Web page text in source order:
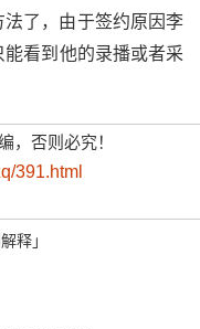
了，由于签约原因李
看到他的录播或者采
，否则必究！
391.html
释」